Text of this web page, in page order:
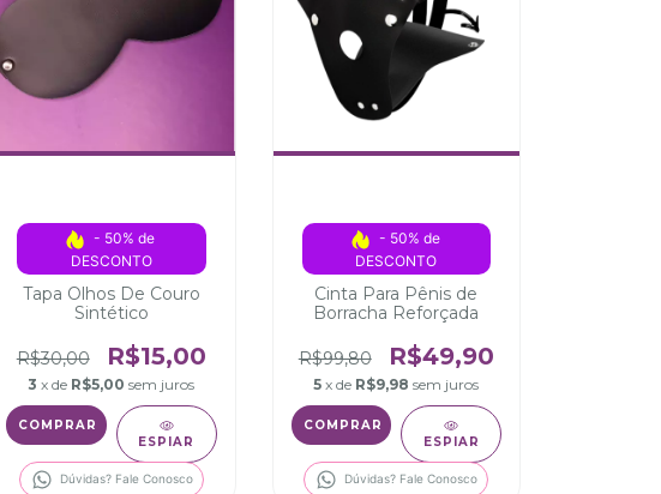
- 50% de
DESCONTO
Tapa Olhos De Couro
Sintético
R$30,00 R$15,00
3 x de R$5,00 sem juros
ESPIAR
Dúvidas? Fale Conosco
- 50% de
DESCONTO
Cinta Para Pênis de
Borracha Reforçada
R$99,80 R$49,90
5 x de R$9,98 sem juros
ESPIAR
Dúvidas? Fale Conosco